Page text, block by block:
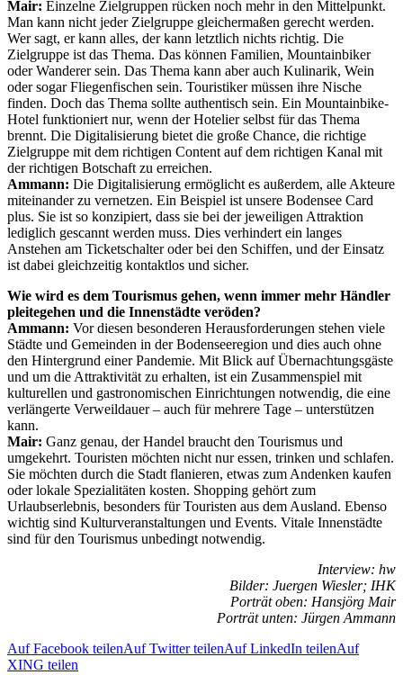
Mair: Einzelne Zielgruppen rücken noch mehr in den Mittelpunkt.
Man kann nicht jeder Zielgruppe gleichermaßen gerecht werden.
Wer sagt, er kann alles, der kann letztlich nichts richtig. Die
Zielgruppe ist das Thema. Das können Familien, Mountainbiker
oder Wanderer sein. Das Thema kann aber auch Kulinarik, Wein
oder sogar Fliegenfischen sein. Touristiker müssen ihre Nische
finden. Doch das Thema sollte authentisch sein. Ein Mountainbike-
Hotel funktioniert nur, wenn der Hotelier selbst für das Thema
brennt. Die Digitalisierung bietet die große Chance, die richtige
Zielgruppe mit dem richtigen Content auf dem richtigen Kanal mit
der richtigen Botschaft zu erreichen.
Ammann: Die Digitalisierung ermöglicht es außerdem, alle Akteure
miteinander zu vernetzen. Ein Beispiel ist unsere Bodensee Card
plus. Sie ist so konzipiert, dass sie bei der jeweiligen Attraktion
lediglich gescannt werden muss. Dies verhindert ein langes
Anstehen am Ticketschalter oder bei den Schiffen, und der Einsatz
ist dabei gleichzeitig kontaktlos und sicher.
Wie wird es dem Tourismus gehen, wenn immer mehr Händler
pleitegehen und die Innenstädte veröden?
Ammann: Vor diesen besonderen Herausforderungen stehen viele
Städte und Gemeinden in der Bodenseeregion und dies auch ohne
den Hintergrund einer Pandemie. Mit Blick auf Übernachtungsgäste
und um die Attraktivität zu erhalten, ist ein Zusammenspiel mit
kulturellen und gastronomischen Einrichtungen notwendig, die eine
verlängerte Verweildauer – auch für mehrere Tage – unterstützen
kann.
Mair: Ganz genau, der Handel braucht den Tourismus und
umgekehrt. Touristen möchten nicht nur essen, trinken und schlafen.
Sie möchten durch die Stadt flanieren, etwas zum Andenken kaufen
oder lokale Spezialitäten kosten. Shopping gehört zum
Urlaubserlebnis, besonders für Touristen aus dem Ausland. Ebenso
wichtig sind Kulturveranstaltungen und Events. Vitale Innenstädte
sind für den Tourismus unbedingt notwendig.
Interview: hw
Bilder: Juergen Wiesler; IHK
Porträt oben: Hansjörg Mair
Porträt unten: Jürgen Ammann
Auf Facebook teilenAuf Twitter teilenAuf LinkedIn teilenAuf
XING teilen